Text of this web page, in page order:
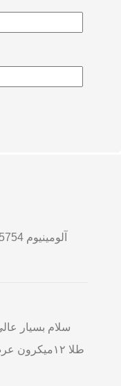
آلومینیوم 5754
سلام بسیار